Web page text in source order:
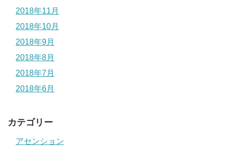
2018年11月
2018年10月
2018年9月
2018年8月
2018年7月
2018年6月
カテゴリー
アセンション